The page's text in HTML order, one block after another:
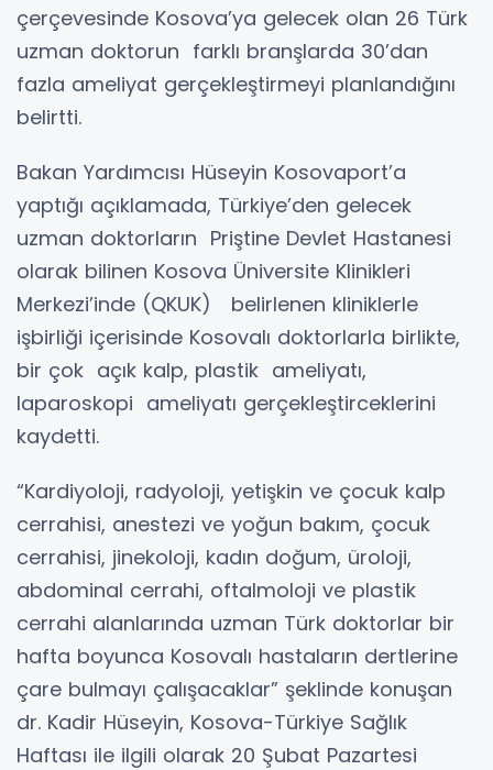
çerçevesinde Kosova’ya gelecek olan 26 Türk
uzman doktorun farklı branşlarda 30’dan
fazla ameliyat gerçekleştirmeyi planlandığını
belirtti.
Bakan Yardımcısı Hüseyin Kosovaport’a
yaptığı açıklamada, Türkiye’den gelecek
uzman doktorların Priştine Devlet Hastanesi
olarak bilinen Kosova Üniversite Klinikleri
Merkezi’inde (QKUK) belirlenen kliniklerle
işbirliği içerisinde Kosovalı doktorlarla birlikte,
bir çok açık kalp, plastik ameliyatı,
laparoskopi ameliyatı gerçekleştirceklerini
kaydetti.
“Kardiyoloji, radyoloji, yetişkin ve çocuk kalp
cerrahisi, anestezi ve yoğun bakım, çocuk
cerrahisi, jinekoloji, kadın doğum, üroloji,
abdominal cerrahi, oftalmoloji ve plastik
cerrahi alanlarında uzman Türk doktorlar bir
hafta boyunca Kosovalı hastaların dertlerine
çare bulmayı çalışacaklar” şeklinde konuşan
dr. Kadir Hüseyin, Kosova-Türkiye Sağlık
Haftası ile ilgili olarak 20 Şubat Pazartesi